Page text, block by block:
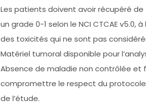
Les patients doivent avoir récupéré
un grade 0-1 selon le NCI CTCAE v5.0, à
des toxicités qui ne sont pas
Matériel tumoral disponible pour
Absence de maladie non contrôlée et
compromettre le respect du
de l’étude.